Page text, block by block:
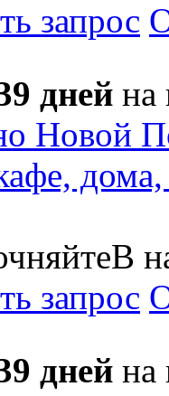
запрос
дней на
Новой
дома,
В
запрос
дней на